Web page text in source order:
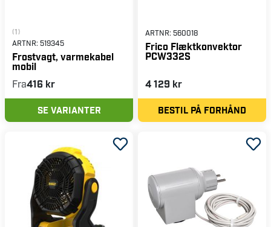
(1)
ARTNR: 519345
Frostvagt, varmekabel
mobil
Fra416 kr
SE VARIANTER
ARTNR: 560018
Frico Flæktkonvektor
PCW332S
4 129 kr
BESTIL PÅ FORHÅND